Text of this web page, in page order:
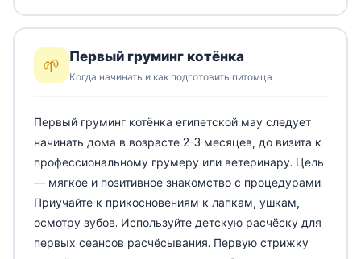
🌱 Первый груминг котёнка
Когда начинать и как подготовить питомца
Первый груминг котёнка египетской мау следует
начинать дома в возрасте 2-3 месяцев, до визита к
профессиональному грумеру или ветеринару. Цель
— мягкое и позитивное знакомство с процедурами.
Приучайте к прикосновениям к лапкам, ушкам,
осмотру зубов. Используйте детскую расчёску для
первых сеансов расчёсывания. Первую стрижку